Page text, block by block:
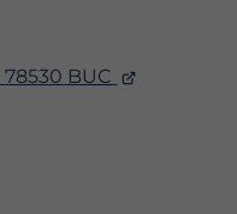
78530 BUC